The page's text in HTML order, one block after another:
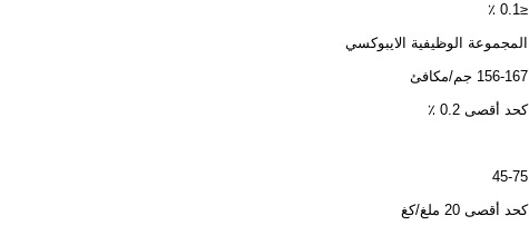
≤0.1 ٪
المجموعة الوظيفية الايبوكسي
156-167 جم/مكافئ
كحد أقصى 0.2 ٪
45-75
كحد أقصى 20 ملغ/كغ